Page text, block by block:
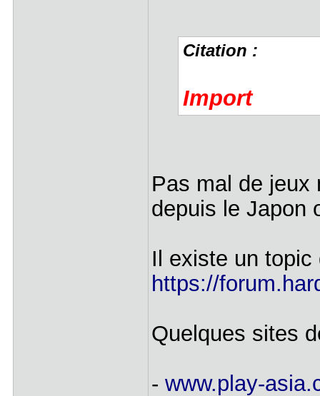
Citation :
Import
Pas mal de jeux
depuis le Japon
Il existe un topic
https://
Quelques sites
- www.play-